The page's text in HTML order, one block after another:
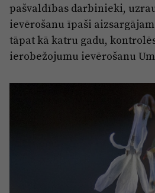
pašvaldības darbinieki,
ievērošanu īpaši
tāpat kā katru gadu,
ierobežojumu ievērošanu